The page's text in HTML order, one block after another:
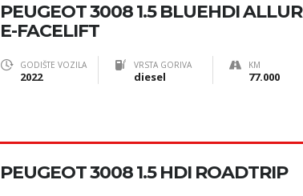
PEUGEOT 3008 1.5 BLUEHDI ALLUR
E-FACELIFT
GODIŠTE VOZILA
2022
VRSTA GORIVA
diesel
KM
77.000
PEUGEOT 3008 1.5 HDI ROADTRIP